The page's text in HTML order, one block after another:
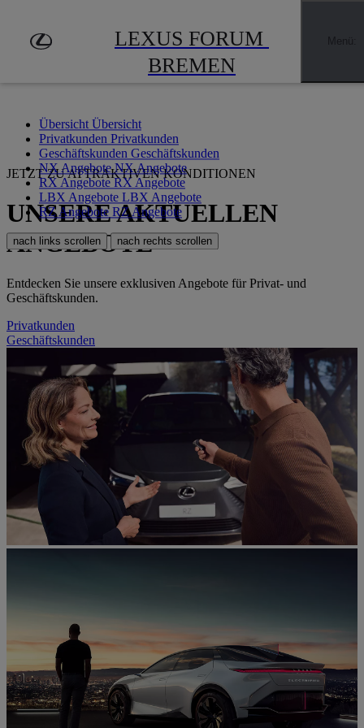
LEXUS FORUM
BREMEN
Übersicht Übersicht
Privatkunden Privatkunden
Geschäftskunden Geschäftskunden
NX AngeboteNX Angebote
RX AngeboteRX Angebote
LBX Angebote LBX Angebote
RZ AngeboteRZ Angebote
nach links scrollen nach rechts scrollen
JETZT ZU ATTRAKTIVEN KONDITIONEN
UNSERE AKTUELLEN
ANGEBOTE
Entdecken Sie unsere exklusiven Angebote für Privat- und
Geschäftskunden.
Privatkunden
Geschäftskunden